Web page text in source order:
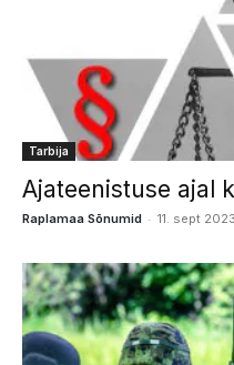
Tarbija
Ajateenistuse ajal
Raplamaa Sõnumid - 11. sept 2023